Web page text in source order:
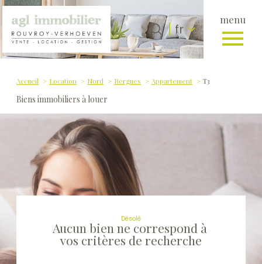
menu
Langue
fr
Accueil 0 Langue
fr
Accueil Location Nord Bergues Appartement T3
Biens immobiliers à louer
Désolé
Aucun bien ne correspond à
vos critères de recherche